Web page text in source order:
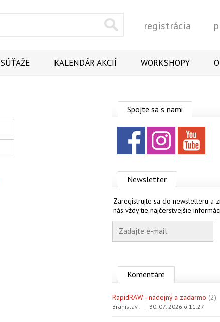
Vyhľadať
registrácia
SÚŤAŽE KALENDÁR AKCIÍ WORKSHOPY
Spojte sa s nami
Facebook
Newsletter
Zaregistrujte sa do newsletteru a
nás vždy tie najčerstvejšie
Komentáre
RapidRAW - nádejný a zadarmo (2)
Branislav . 30. 07. 2026 o 11:27